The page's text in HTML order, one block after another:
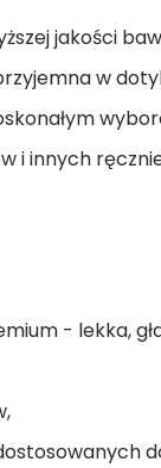
jakości
w
i innych
- lekka,